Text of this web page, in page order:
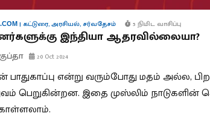
| கட்டுரை,அரசியல், சர்வதேசம் 5 நிமிட வாசிப்பு
இந்தியா ஆதரவில்லையா?
20 Oct 2024
பாதுகாப்பு என்று வரும்போது மதம் அல்ல,
பெறுகின்றன. இதை முஸ்லிம் நாடுகளின்